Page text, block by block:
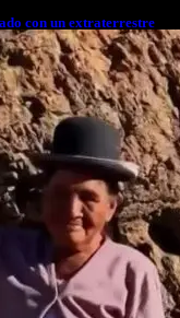
con un extraterrestre